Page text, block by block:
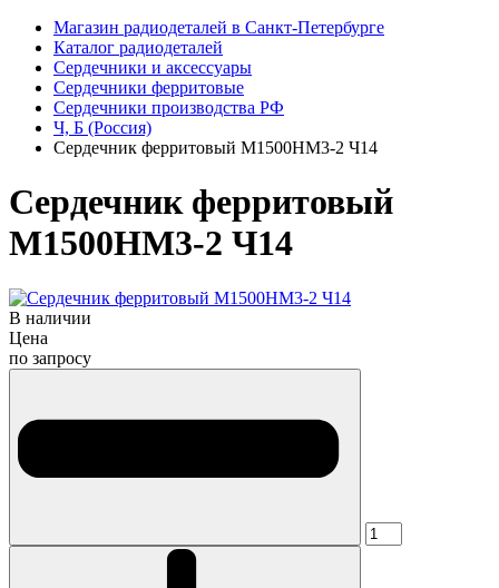
Магазин радиодеталей в Санкт-Петербурге
Каталог радиодеталей
Сердечники и аксессуары
Сердечники ферритовые
Сердечники производства РФ
Ч, Б (Россия)
Сердечник ферритовый М1500НМ3-2 Ч14
Сердечник ферритовый
М1500НМ3-2 Ч14
В наличии
Цена
по запросу